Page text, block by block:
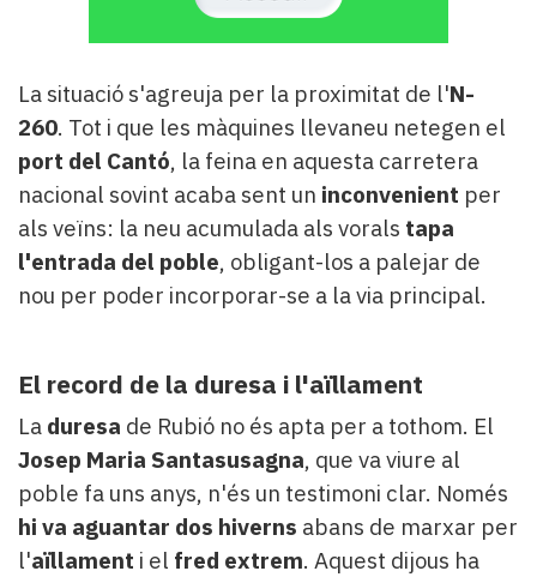
La situació s'agreuja per la proximitat de l'N-
260. Tot i que les màquines llevaneu netegen el
port del Cantó, la feina en aquesta carretera
nacional sovint acaba sent un inconvenient per
als veïns: la neu acumulada als vorals tapa
l'entrada del poble, obligant-los a palejar de
nou per poder incorporar-se a la via principal.
El record de la duresa i l'aïllament
La duresa de Rubió no és apta per a tothom. El
Josep Maria Santasusagna, que va viure al
poble fa uns anys, n'és un testimoni clar. Només
hi va aguantar dos hiverns abans de marxar per
l'aïllament i el fred extrem. Aquest dijous ha